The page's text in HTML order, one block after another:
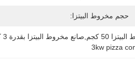
حجم مخروط البيتزا:
3kw pizza